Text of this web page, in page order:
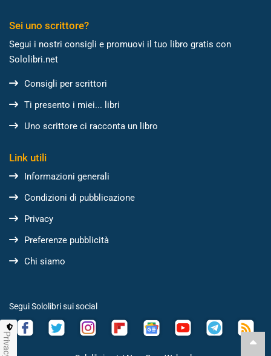
Sei uno scrittore?
Segui i nostri consigli e promuovi il tuo libro gratis con
Sololibri.net
Consigli per scrittori
Ti presento i miei... libri
Uno scrittore ci racconta un libro
Link utili
Informazioni generali
Condizioni di pubblicazione
Privacy
Preferenze pubblicità
Chi siamo
Segui Sololibri sui social
Privacy